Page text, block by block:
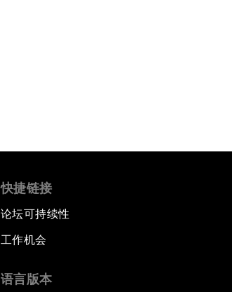
快捷链接
论坛可持续性
工作机会
语言版本